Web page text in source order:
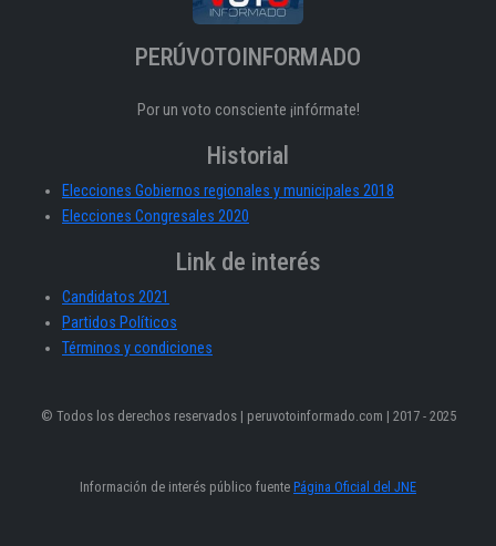
PERÚVOTOINFORMADO
Por un voto consciente ¡infórmate!
Historial
Elecciones Gobiernos regionales y municipales 2018
Elecciones Congresales 2020
Link de interés
Candidatos 2021
Partidos Políticos
Términos y condiciones
© Todos los derechos reservados | peruvotoinformado.com | 2017 - 2025
Información de interés público fuente Página Oficial del JNE